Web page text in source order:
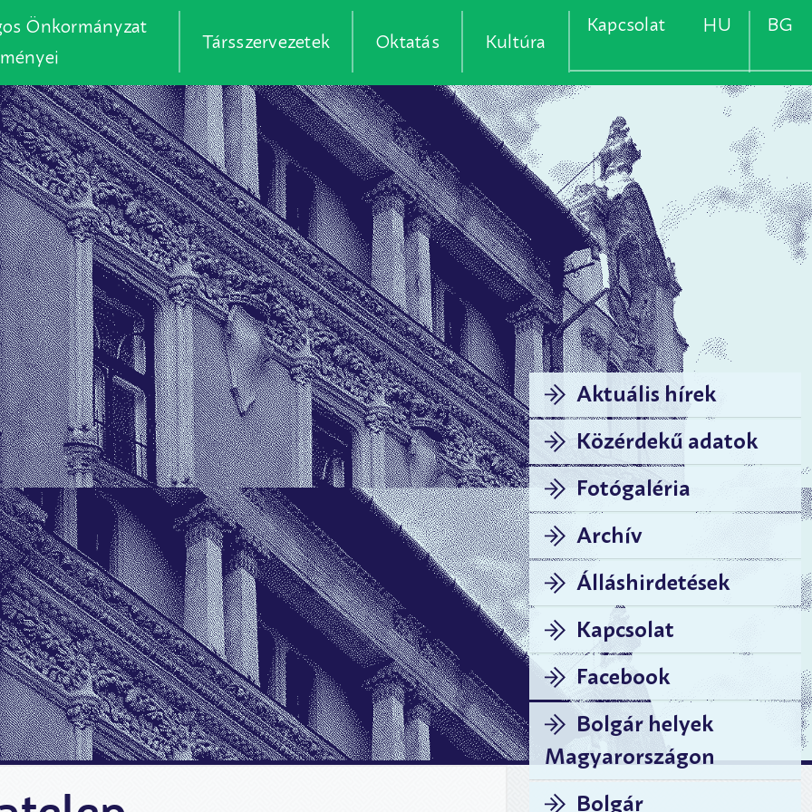
Önkormányzat
Társszervezetek Oktatás Kultúra
Kapcsolat HU BG
Aktuális hírek
Közérdekű adatok
Fotógaléria
Archív
Álláshirdetések
Kapcsolat
Facebook
Bolgár helyek
Magyarországon
Bolgár